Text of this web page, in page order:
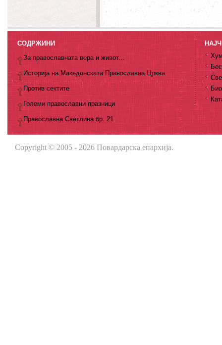
СОДРЖИНИ
За православната вера и живот...
Историја на Македонската Православна Црква
Против сектите
Големи православни празници
Православна Светлина бр. 21
Copyright © 2005 - 2026 Повардарска епархија.